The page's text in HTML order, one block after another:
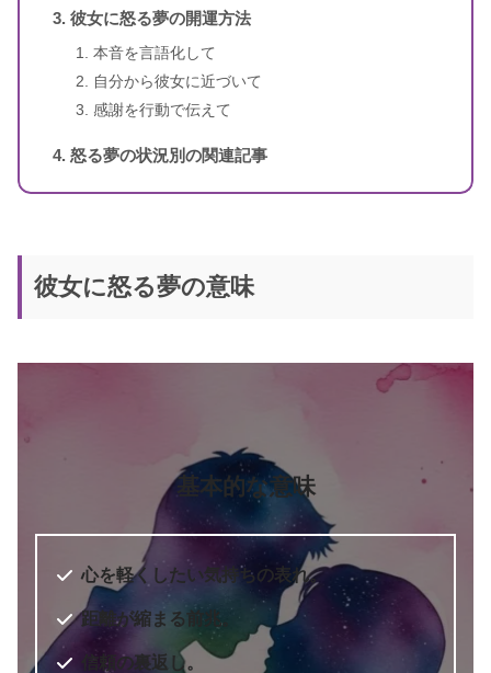
書籍名
の教え
ヒックス
ダイヤモンド社
2016年12月
彼女に怒る夢の開運方法
本音を言語化して
自分から彼女に近づいて
感謝を行動で伝えて
怒る夢の状況別の関連記事
彼女に怒る夢の意味
基本的な意味
心を軽くしたい気持ちの表れ。
距離が縮まる前兆。
信頼の裏返し。